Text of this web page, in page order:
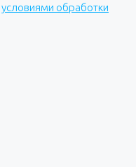
условиями обработки